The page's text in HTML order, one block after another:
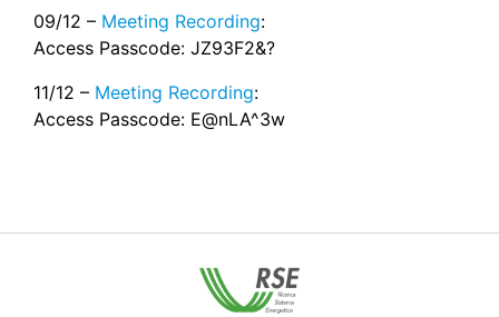
09/12 – Meeting Recording:
Access Passcode: JZ93F2&?
11/12 – Meeting Recording:
Access Passcode: E@nLA^3w